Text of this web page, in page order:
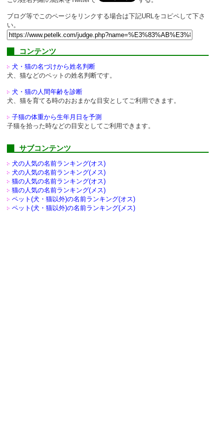
ブログ等でこのページをリンクする場合は下記URLをコピペして下さ
い。
コンテンツ
犬・猫の名づけから姓名判断
犬、猫などのペットの姓名判断です。
犬・猫の人間年齢を診断
犬、猫を育てる時のおおまかな目安としてご利用できます。
子猫の体重から生年月日を予測
子猫を拾った時などの目安としてご利用できます。
サブコンテンツ
犬の人気の名前ランキング(オス)
犬の人気の名前ランキング(メス)
猫の人気の名前ランキング(オス)
猫の人気の名前ランキング(メス)
ペット(犬・猫以外)の名前ランキング(オス)
ペット(犬・猫以外)の名前ランキング(メス)